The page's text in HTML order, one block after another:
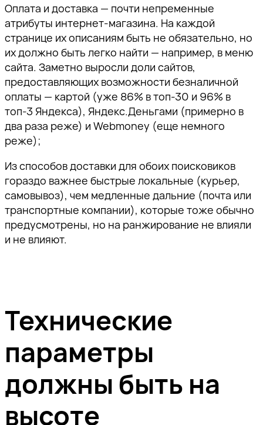
Оплата и доставка — почти непременные
атрибуты интернет-магазина. На каждой
странице их описаниям быть не обязательно, но
их должно быть легко найти — например, в меню
сайта. Заметно выросли доли сайтов,
предоставляющих возможности безналичной
оплаты — картой (уже 86% в топ-30 и 96% в
топ-3 Яндекса), Яндекс.Деньгами (примерно в
два раза реже) и Webmoney (еще немного
реже);
Из способов доставки для обоих поисковиков
гораздо важнее быстрые локальные (курьер,
самовывоз), чем медленные дальние (почта или
транспортные компании), которые тоже обычно
предусмотрены, но на ранжирование не влияли
и не влияют.
Технические
параметры
должны быть на
высоте